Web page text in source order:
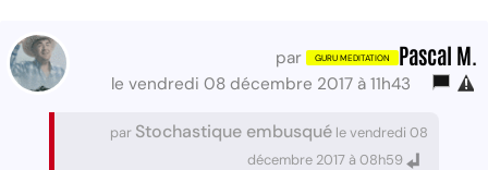
par Pascal M.
le vendredi 08 décembre 2017 à 11h43
par Stochastique embusqué le vendredi 08
décembre 2017 à 08h59